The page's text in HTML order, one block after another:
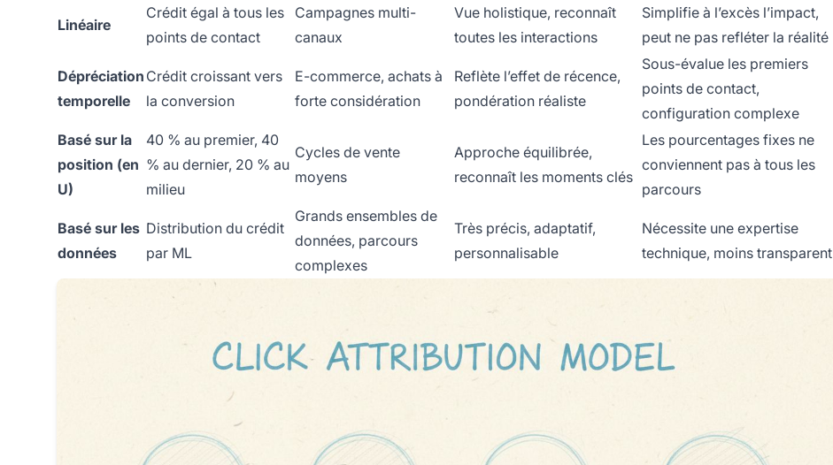
Linéaire
Crédit égal à tous les
points de contact
Campagnes multi-
canaux
Vue holistique, reconnaît
toutes les interactions
Simplifie à l’excès l’impact,
peut ne pas refléter la réalité
Dépréciation
temporelle
Crédit croissant vers
la conversion
E-commerce, achats à
forte considération
Reflète l’effet de récence,
pondération réaliste
Sous-évalue les premiers
points de contact,
configuration complexe
Basé sur la
position (en
U)
40 % au premier, 40
% au dernier, 20 % au
milieu
Cycles de vente
moyens
Approche équilibrée,
reconnaît les moments clés
Les pourcentages fixes ne
conviennent pas à tous les
parcours
Basé sur les
données
Distribution du crédit
par ML
Grands ensembles de
données, parcours
complexes
Très précis, adaptatif,
personnalisable
Nécessite une expertise
technique, moins transparent